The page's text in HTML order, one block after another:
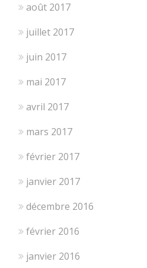
août 2017
juillet 2017
juin 2017
mai 2017
avril 2017
mars 2017
février 2017
janvier 2017
décembre 2016
février 2016
janvier 2016